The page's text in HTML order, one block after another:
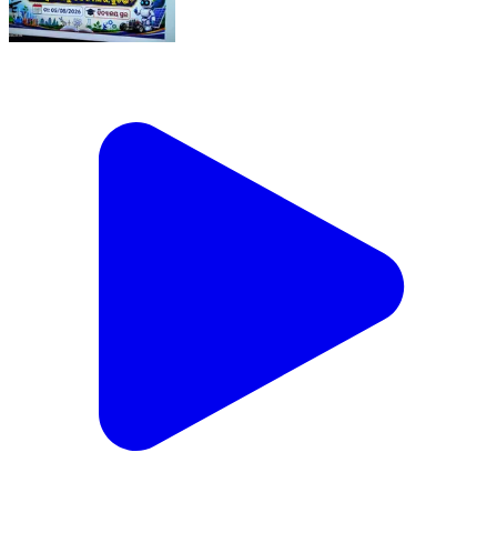
ସରସ୍ୱତୀ ଶିଶୁ-ବିଦ୍ୟାମନ୍ଦିର, କୁଚିଣ୍ଡା ଠାରେ ଜ୍ଞାନ ବିଜ୍ଞାନ
ମେଳା କୁଚିଣ୍ଡା: ସରସ୍ୱତୀ ଶିଶୁ-ବିଦ୍ୟାମନ୍ଦିର, କୁଚିଣ୍ଡା